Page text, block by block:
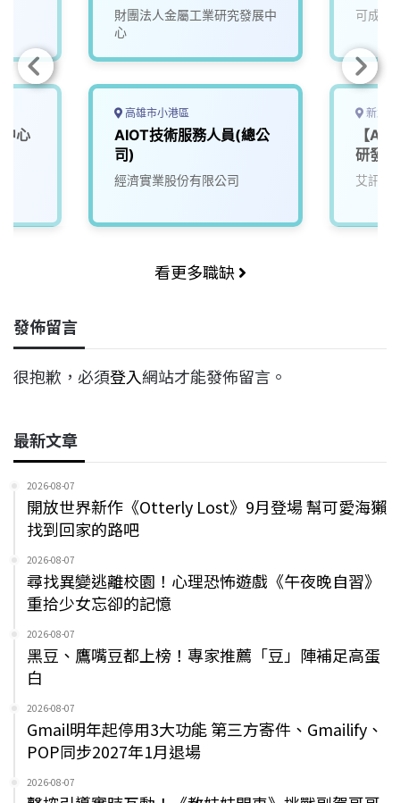
心
財團法人金屬工業研究發展中
心
高雄市小港區
AIOT技術服務人員(總公
司)
經濟實業股份有限公司
可成科
新北
【
研發
艾訊股
看更多職缺
發佈留言
很抱歉，必須登入網站才能發佈留言。
最新文章
2026-08-07
開放世界新作《Otterly Lost》9月登場 幫可愛海獺
找到回家的路吧
2026-08-07
尋找異變逃離校園！心理恐怖遊戲《午夜晚自習》
重拾少女忘卻的記憶
2026-08-07
黑豆、鷹嘴豆都上榜！專家推薦「豆」陣補足高蛋
白
2026-08-07
Gmail明年起停用3大功能 第三方寄件、Gmailify、
POP同步2027年1月退場
2026-08-07